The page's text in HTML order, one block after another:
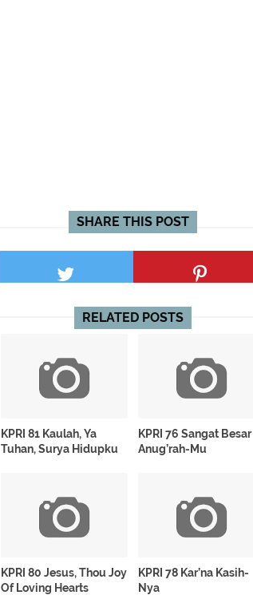
SHARE THIS POST
RELATED POSTS
KPRI 81 Kaulah, Ya
Tuhan, Surya Hidupku
KPRI 76 Sangat Besar
Anug’rah-Mu
KPRI 80 Jesus, Thou Joy
Of Loving Hearts
KPRI 78 Kar’na Kasih-
Nya